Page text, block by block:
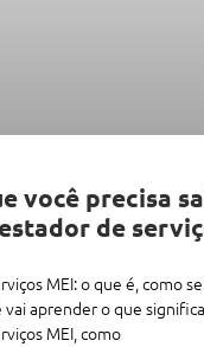
você precisa
de
MEI: o que é, como
vai aprender o que
MEI, como